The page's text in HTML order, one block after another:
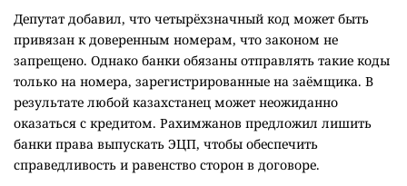
Депутат добавил, что четырёхзначный код может быть
привязан к доверенным номерам, что законом не
запрещено. Однако банки обязаны отправлять такие коды
только на номера, зарегистрированные на заёмщика. В
результате любой казахстанец может неожиданно
оказаться с кредитом. Рахимжанов предложил лишить
банки права выпускать ЭЦП, чтобы обеспечить
справедливость и равенство сторон в договоре.